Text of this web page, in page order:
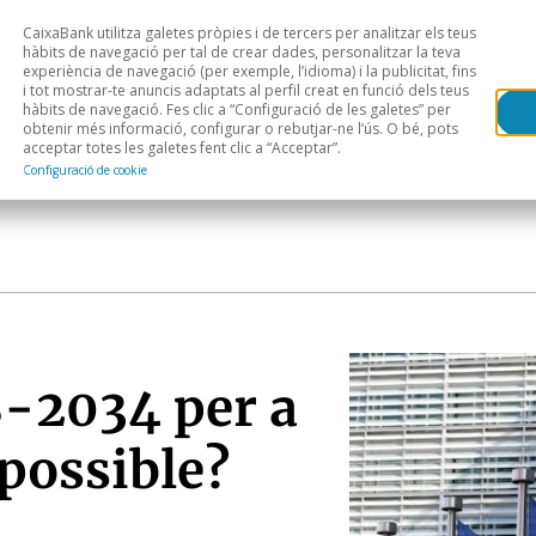
Anàlisi sectorial Àrees geogràfiques
CaixaBank utilitza galetes pròpies i de tercers per analitzar els teus
hàbits de navegació per tal de crear dades, personalitzar la teva
experiència de navegació (per exemple, l’idioma) i la publicitat, fins
i tot mostrar-te anuncis adaptats al perfil creat en funció dels teus
hàbits de navegació. Fes clic a “Configuració de les galetes” per
obtenir més informació, configurar o rebutjar-ne l’ús. O bé, pots
acceptar totes les galetes fent clic a “Acceptar”.
Configuració de cookie
2034 per a